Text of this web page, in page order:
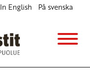
In English På svenska